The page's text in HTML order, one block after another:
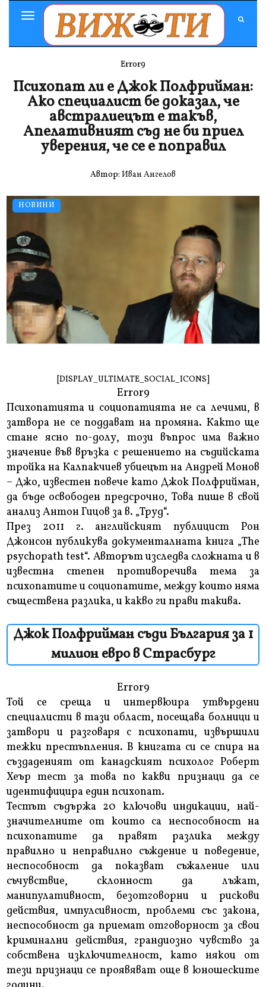
Toggle
Navigation
НОВИНИ
Error9
Психопат ли е Джок Полфрийман:
Ако специалист бе доказал, че
австралиецът е такъв,
Апелативният съд не би приел
уверения, че се е поправил
Автор: Иван Ангелов
[DISPLAY_ULTIMATE_SOCIAL_ICONS]
Error9
Психопатията и социопатията не са лечими, в
затвора не се поддават на промяна. Както ще
стане ясно по-долу, този въпрос има важно
значение във връзка с решението на съдийската
тройка на Калпакчиев убиецът на Андрей Монов
– Джо, известен повече като Джок Полфрийман,
да бъде освободен предсрочно, Това пише в свой
анализ Антон Гицов за в. „Труд“.
През 2011 г. английският публицист Рон
Джонсон публикува документалната книга „The
psychopath test“. Авторът изследва сложната и в
известна степен противоречива тема за
психопатите и социопатите, между които няма
съществена разлика, и какво ги прави такива.
Джок Полфрийман съди България за 1
милион евро в Страсбург
Error9
Той се среща и интервюира утвърдени
специалисти в тази област, посещава болници и
затвори и разговаря с психопати, извършили
тежки престъпления. В книгата си се спира на
създаденият от канадският психолог Роберт
Хеър тест за това по какви признаци да се
идентифицира един психопат.
Тестът съдържа 20 ключови индикации, най-
значителните от които са неспособност на
психопатите да правят разлика между
правилно и неправилно съждение и поведение,
неспособност да показват съжаление или
съчувствие, склонност да лъжат,
манипулативност, безотговорни и рискови
действия, импулсивност, проблеми със закона,
неспособност да приемат отговорност за свои
криминални действия, грандиозно чувство за
собствена изключителност, като някои от
тези признаци се проявяват още в юношеските